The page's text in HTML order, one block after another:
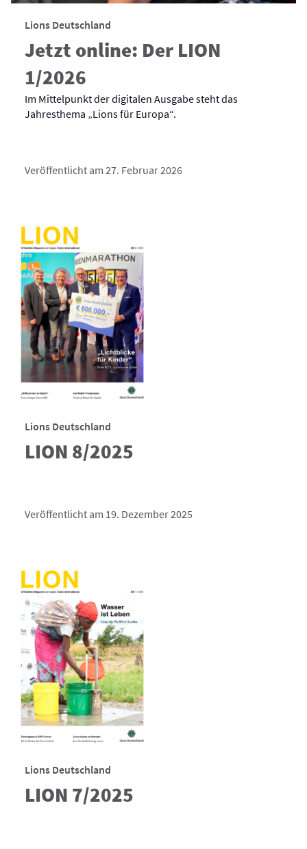
Lions Deutschland
Jetzt online: Der LION
1/2026
Im Mittelpunkt der digitalen Ausgabe steht das
Jahresthema „Lions für Europa“.
Veröffentlicht am 27. Februar 2026
Lions Deutschland
LION 8/2025
Veröffentlicht am 19. Dezember 2025
Lions Deutschland
LION 7/2025